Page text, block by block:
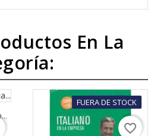
En La
FUERA DE STOCK
favorite_border